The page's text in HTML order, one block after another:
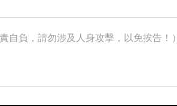
自負，請勿涉及人身攻擊，以免挨告！）